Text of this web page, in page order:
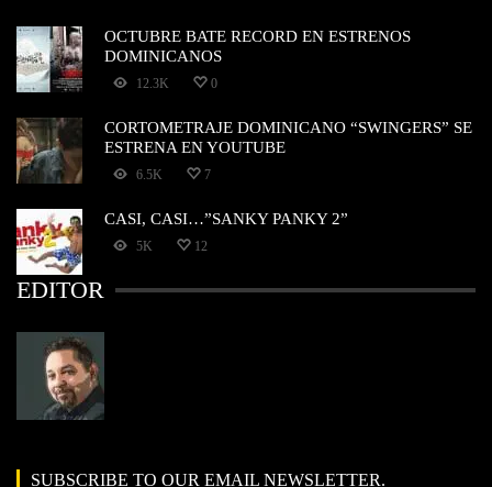
OCTUBRE BATE RECORD EN ESTRENOS
DOMINICANOS
12.3K 0
CORTOMETRAJE DOMINICANO “SWINGERS” SE
ESTRENA EN YOUTUBE
6.5K 7
CASI, CASI…”SANKY PANKY 2”
5K 12
EDITOR
SUBSCRIBE TO OUR EMAIL NEWSLETTER.